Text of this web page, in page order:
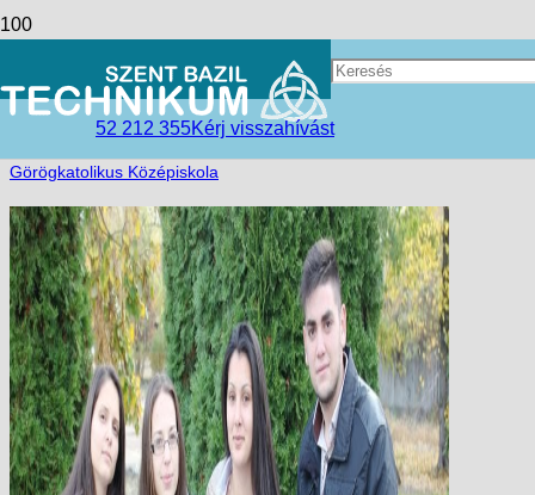
52 212 355Kérj visszahívást
Történelmi verseny
access_time2017-12-12
Hírek,Kisvárdai Tagintézmény,Szent Bazil
Görögkatolikus Középiskola